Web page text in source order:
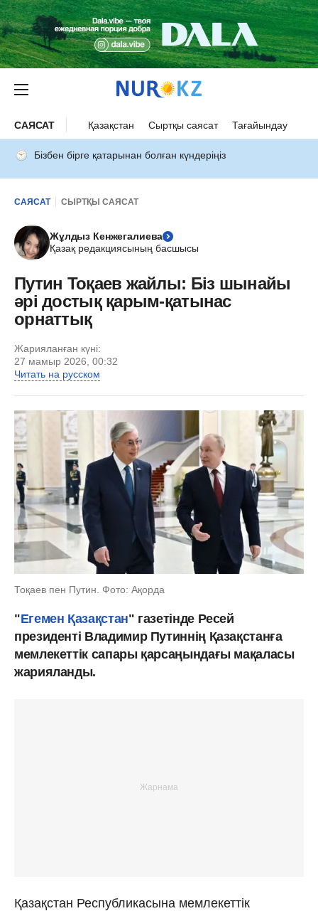
САЯСАТ Қазақстан Сыртқы саясат Тағайындау
Бізбен бірге қатарынан болған күндеріңіз
САЯСАТ СЫРТҚЫ САЯСАТ
Жұлдыз Кенжегалиева
Қазақ редакциясының басшысы
Путин Тоқаев жайлы: Біз шынайы
әрі достық қарым-қатынас
орнаттық
Жарияланған күні:
27 мамыр 2026, 00:32
Читать на русском
Тоқаев пен Путин. Фото: Ақорда
"Егемен Қазақстан" газетінде Ресей
президенті Владимир Путиннің Қазақстанға
мемлекеттік сапары қарсаңындағы мақаласы
жарияланды.
Қазақстан Республика­сына мемлекеттік